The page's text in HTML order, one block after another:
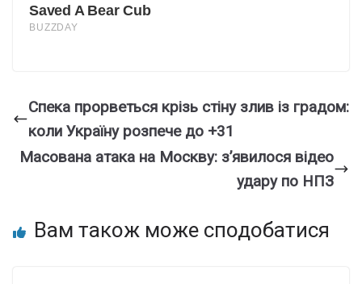
Спека прорветься крізь стіну злив із градом:
коли Україну розпече до +31
Масована атака на Москву: з’явилося відео
удару по НПЗ
Вам також може сподобатися